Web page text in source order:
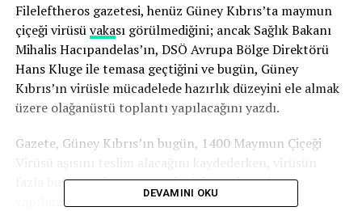
Fileleftheros gazetesi, henüz Güney Kıbrıs’ta maymun
çiçeği virüsüvakası görülmediğini; ancak Sağlık Bakanı
Mihalis Hacıpandelas’ın, DSÖ Avrupa Bölge Direktörü
Hans Kluge ile temasa geçtiğini ve bugün, Güney
Kıbrıs’ın virüsle mücadelede hazırlık düzeyini ele almak
üzere olağanüstü toplantı yapılacağını yazdı.
Gazete, Güney Kıbrıs’ın bugün, 1400 Maymun Çiçeği
Virüsü aşısını teslim alacağını kaydederken, virüsün
fazla bulaşıcı olmaması nedeniyle toplu aşılama
yapılmayacağını ve ilk etapta yalnızca sağlık
DEVAMINI OKU